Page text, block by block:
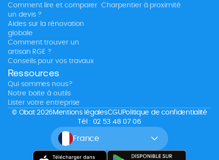
Comment lire et comparer
un devis ?
Aides sur la rénovation
globale
Comment trouver un
artisan RGE ?
Conseils pour vos travaux
Charpentier à proximité
Ressources
Qui sommes nous?
Notre boite à outils
Lister votre entreprise
France
© Obat 2026 Mentions légalesCGUPolitique de confidentialité
Tél : 02 53 48 07 06